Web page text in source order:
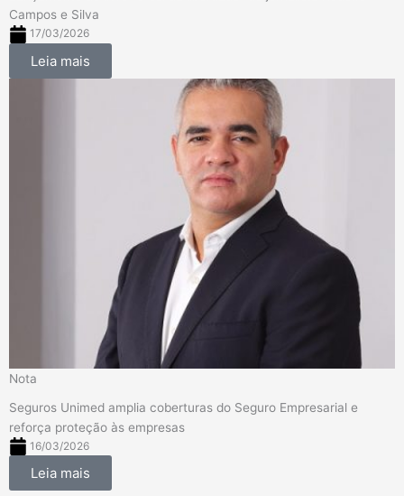
Campos e Silva
17/03/2026
Leia mais
Nota
Seguros Unimed amplia coberturas do Seguro Empresarial e
reforça proteção às empresas
16/03/2026
Leia mais